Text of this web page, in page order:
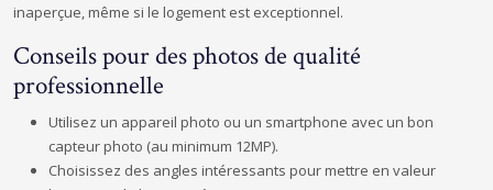
inaperçue, même si le logement est exceptionnel.
Conseils pour des photos de qualité
professionnelle
Utilisez un appareil photo ou un smartphone avec un bon
capteur photo (au minimum 12MP).
Choisissez des angles intéressants pour mettre en valeur